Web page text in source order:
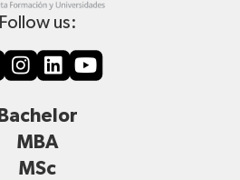
Follow us:
Bachelor
MBA
MSc